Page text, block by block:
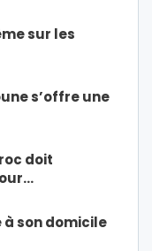
sur les
s’offre une
doit
son domicile